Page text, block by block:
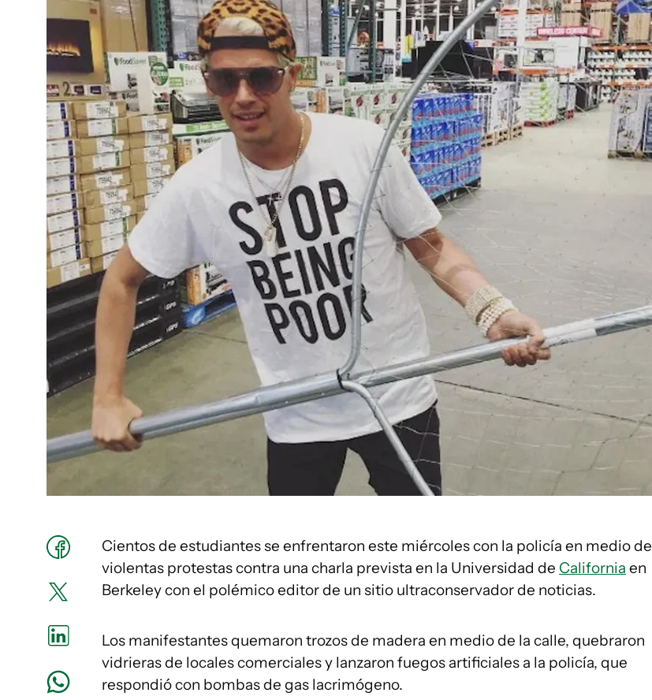
Cientos de estudiantes se enfrentaron este miércoles con la policía en medio de
violentas protestas contra una charla prevista en la Universidad de California en
Berkeley con el polémico editor de un sitio ultraconservador de noticias.
Los manifestantes quemaron trozos de madera en medio de la calle, quebraron
vidrieras de locales comerciales y lanzaron fuegos artificiales a la policía, que
respondió con bombas de gas lacrimógeno.